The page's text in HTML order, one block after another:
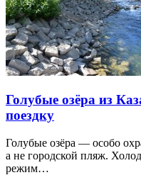
Голубые озёра из
поездку
Голубые озёра — особо
а не городской пляж.
режим…